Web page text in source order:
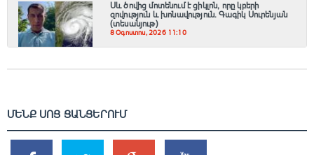
Սև ծովից մոտենում է ցիկլոն, որը կբերի
զովություն և խոնավություն․ Գագիկ Սուրենյան
(տեսանյութ)
8 Օգոստոս, 2026 11:10
ՄԵՆՔ ՍՈՑ ՑԱՆՑԵՐՈՒՄ
SHARES TWEETS SHARES SHARES